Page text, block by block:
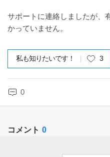
サポートに連絡しましたが、
かっていません。
私も知りたいです！ 3
0
コメント 0